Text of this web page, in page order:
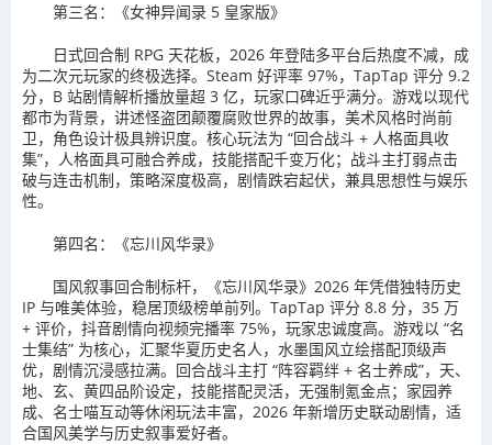
第三名：《女神异闻录 5 皇家版》
日式回合制 RPG 天花板，2026 年登陆多平台后热度不减，成
为二次元玩家的终极选择。Steam 好评率 97%，TapTap 评分 9.2
分，B 站剧情解析播放量超 3 亿，玩家口碑近乎满分。游戏以现代
都市为背景，讲述怪盗团颠覆腐败世界的故事，美术风格时尚前
卫，角色设计极具辨识度。核心玩法为 “回合战斗 + 人格面具收
集”，人格面具可融合养成，技能搭配千变万化；战斗主打弱点击
破与连击机制，策略深度极高，剧情跌宕起伏，兼具思想性与娱乐
性。
第四名：《忘川风华录》
国风叙事回合制标杆，《忘川风华录》2026 年凭借独特历史
IP 与唯美体验，稳居顶级榜单前列。TapTap 评分 8.8 分，35 万
+ 评价，抖音剧情向视频完播率 75%，玩家忠诚度高。游戏以 “名
士集结” 为核心，汇聚华夏历史名人，水墨国风立绘搭配顶级声
优，剧情沉浸感拉满。回合战斗主打 “阵容羁绊 + 名士养成”，天、
地、玄、黄四品阶设定，技能搭配灵活，无强制氪金点；家园养
成、名士喵互动等休闲玩法丰富，2026 年新增历史联动剧情，适
合国风美学与历史叙事爱好者。